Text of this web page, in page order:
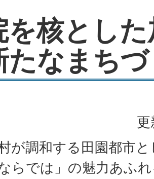
を核とし
たなまち
が調和する田園都市
らでは」の魅力あふ